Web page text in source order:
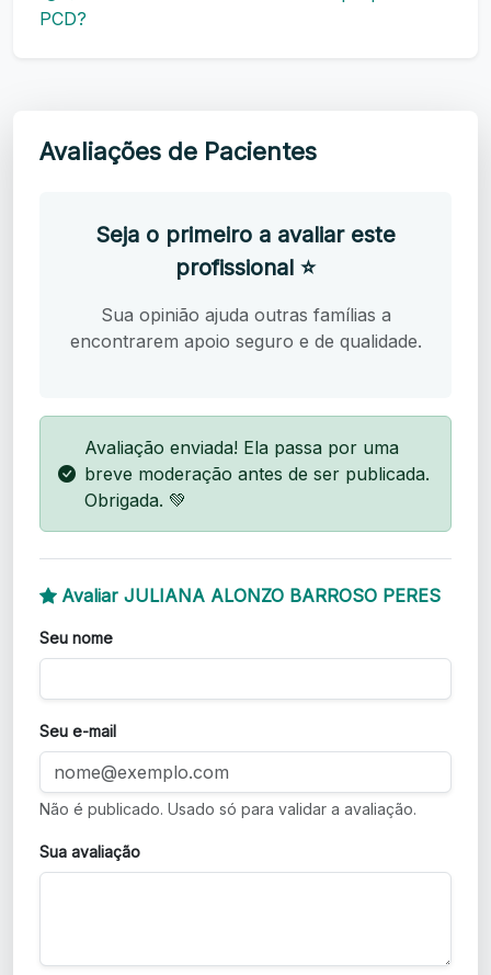
PCD?
Avaliações de Pacientes
Seja o primeiro a avaliar este
profissional ⭐
Sua opinião ajuda outras famílias a
encontrarem apoio seguro e de qualidade.
Avaliação enviada! Ela passa por uma
breve moderação antes de ser publicada.
Obrigada. 💚
Avaliar JULIANA ALONZO BARROSO PERES
Seu nome
Seu e-mail
Não é publicado. Usado só para validar a avaliação.
Sua avaliação